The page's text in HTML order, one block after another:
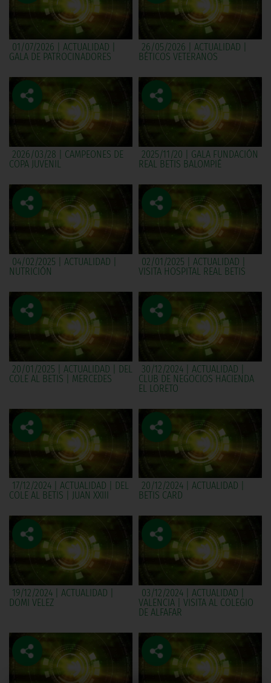
01/07/2026 | ACTUALIDAD |
GALA DE PATROCINADORES
26/05/2026 | ACTUALIDAD |
BÉTICOS VETERANOS
2026/03/28 | CAMPEONES DE
COPA JUVENIL
2025/11/20 | GALA FUNDACIÓN
REAL BETIS BALOMPIÉ
04/02/2025 | ACTUALIDAD |
NUTRICIÓN
02/01/2025 | ACTUALIDAD |
VISITA HOSPITAL REAL BETIS
20/01/2025 | ACTUALIDAD | DEL
COLE AL BETIS | MERCEDES
30/12/2024 | ACTUALIDAD |
CLUB DE NEGOCIOS HACIENDA
EL LORETO
17/12/2024 | ACTUALIDAD | DEL
COLE AL BETIS | JUAN XXIII
20/12/2024 | ACTUALIDAD |
BETIS CARD
19/12/2024 | ACTUALIDAD |
DOMI VELEZ
03/12/2024 | ACTUALIDAD |
VALENCIA | VISITA AL COLEGIO
DE ALFAFAR